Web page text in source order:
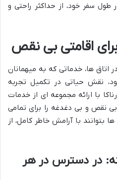
سفر خود، از حداکثر راحتی و
اقامتی بی نقص
اتاق ها، خدماتی که به میهمانان
نقش حیاتی در تکمیل تجربه
با ارائه مجموعه ای از خدمات
نقص و بی دغدغه را برای تمامی
بتوانند با آرامش خاطر کامل، از
۲۴ ساعته: در دسترس در هر